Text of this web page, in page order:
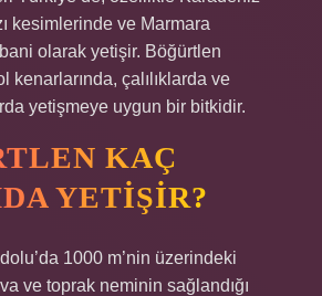
kesimlerinde ve Marmara
olarak yetişir. Böğürtlen
kenarlarında, çalılıklarda ve
yetişmeye uygun bir bitkidir.
KAÇ
YETIŞIR?
1000 m’nin üzerindeki
ve toprak neminin sağlandığı